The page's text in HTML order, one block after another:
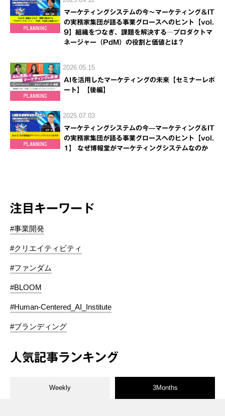
マーケティングシステムの今～マーケティング＆IT
の実務家集団が語る事業グロースへのヒント【vol.
9】組織をつなぎ、課題を解決する─プロダクトマ
ネージャー（PdM）の役割と価値とは？
2026.05.15
AIを活用したマーケティングの未来【セミナーレポ
ート】【後編】
2025.07.03
マーケティングシステムの今—マーケティング＆IT
の実務家集団が語る事業グロースへのヒント【vol.
1】 なぜ博報堂がマーケティングシステムなのか
注目キーワード
#事業開発
#クリエイティビティ
#ファンダム
#BLOOM
#Human-Centered_AI_Institute
#ブランディング
人気記事ランキング
Weekly 3Months